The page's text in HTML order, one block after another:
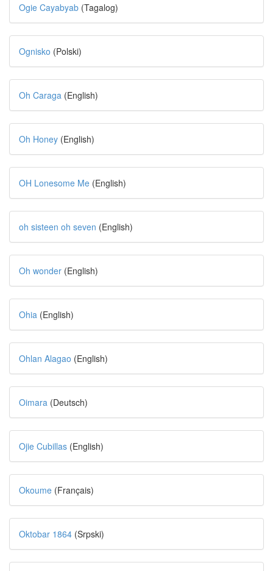
Ogie Cayabyab (Tagalog)
Ognisko (Polski)
Oh Caraga (English)
Oh Honey (English)
OH Lonesome Me (English)
oh sisteen oh seven (English)
Oh wonder (English)
Ohia (English)
Ohlan Alagao (English)
Oimara (Deutsch)
Ojie Cubillas (English)
Okoume (Français)
Oktobar 1864 (Srpski)